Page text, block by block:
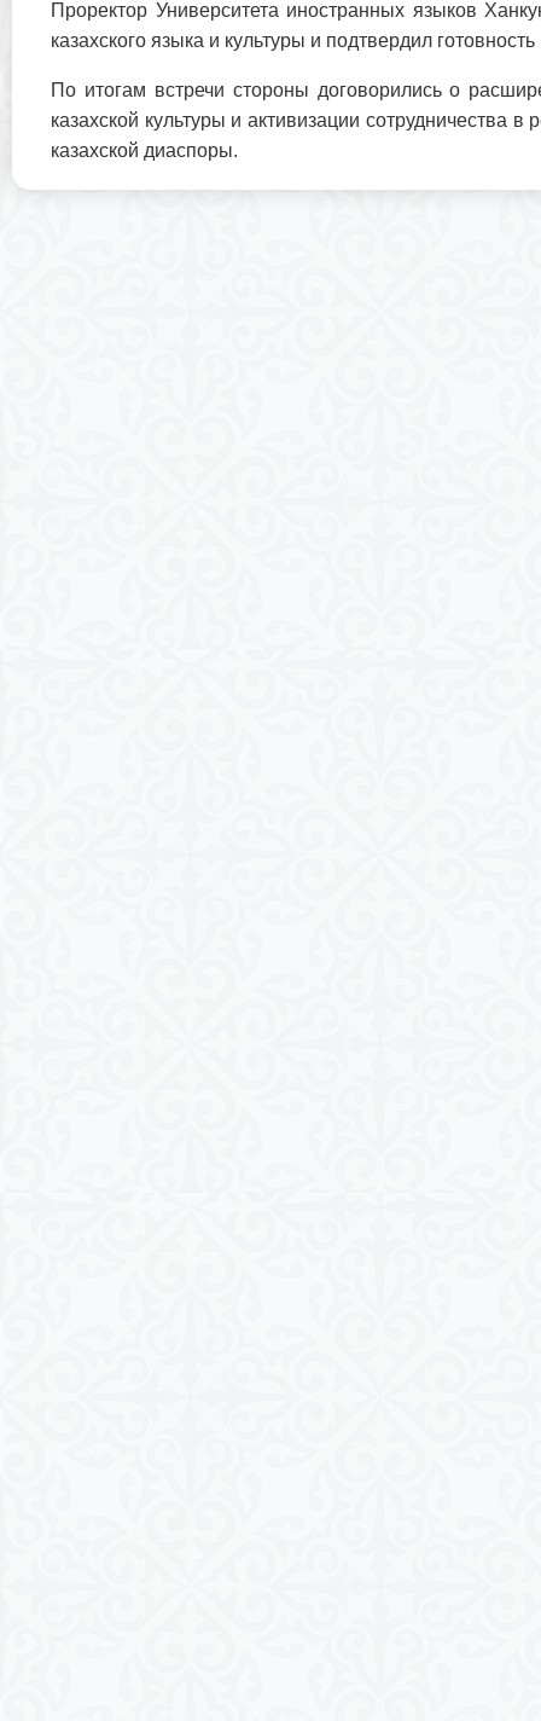
Проректор Университета иностранных языков
казахского языка и культуры и подтвердил
По итогам встречи стороны договорились о
казахской культуры и активизации сотрудничества
казахской диаспоры.